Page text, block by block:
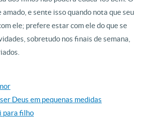
e sente isso quando nota que seu
ele; prefere estar com ele do que se
sobretudo nos finais de semana,
Deus em pequenas medidas
para filho